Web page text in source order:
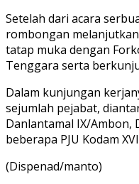
Setelah dari acara
rombongan
tatap muka dengan
Tenggara serta
Dalam kunjungan
sejumlah pejabat,
Danlantamal IX/Ambon,
beberapa PJU Kodam
(Dispenad/manto)